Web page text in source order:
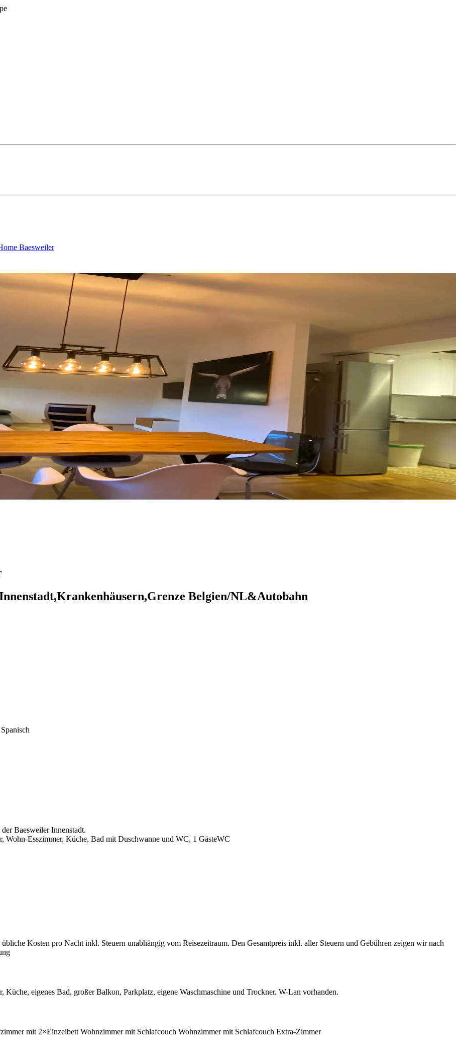
Baesweiler
Belgien/NL&Autobahn
Baesweiler Innenstadt.
Wohn-Esszimmer, Küche, Bad mit Duschwanne und WC, 1 GästeWC
Kosten pro Nacht inkl. Steuern unabhängig vom Reisezeitraum. Den Gesamtpreis inkl. aller Steuern und Gebühren zeigen wir nach
eigenes Bad, großer Balkon, Parkplatz, eigene Waschmaschine und Trockner. W-Lan vorhanden.
mit 2×Einzelbett Wohnzimmermit Schlafcouch Wohnzimmermit Schlafcouch Extra-Zimmer